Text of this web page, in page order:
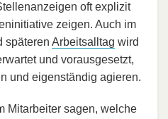
oft explizit
zeigen. Auch im
späteren Arbeitsalltag wird
und vorausgesetzt,
und eigenständig agieren.
Mitarbeiter sagen, welche